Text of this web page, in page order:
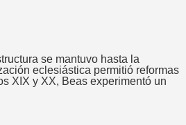
se mantuvo hasta la
eclesiástica permitió reformas
XIX y XX, Beas experimentó un